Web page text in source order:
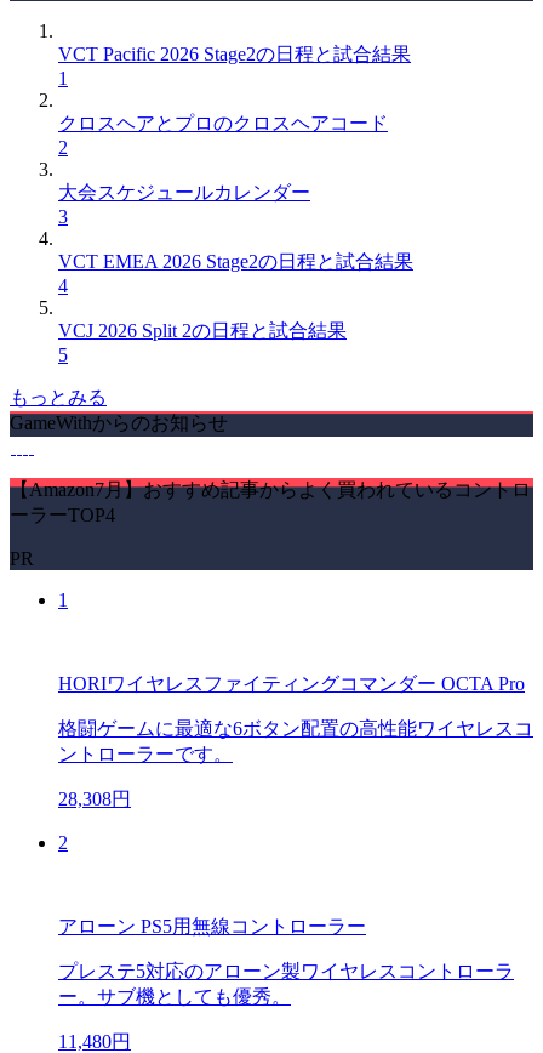
VCT Pacific 2026 Stage2の日程と試合結果
1
クロスヘアとプロのクロスヘアコード
2
大会スケジュールカレンダー
3
VCT EMEA 2026 Stage2の日程と試合結果
4
VCJ 2026 Split 2の日程と試合結果
5
もっとみる
GameWithからのお知らせ
【Amazon7月】おすすめ記事からよく買われているコントロ
ーラーTOP4
PR
1
HORIワイヤレスファイティングコマンダー OCTA Pro
格闘ゲームに最適な6ボタン配置の高性能ワイヤレスコ
ントローラーです。
28,308円
2
アローン PS5用無線コントローラー
プレステ5対応のアローン製ワイヤレスコントローラ
ー。サブ機としても優秀。
11,480円